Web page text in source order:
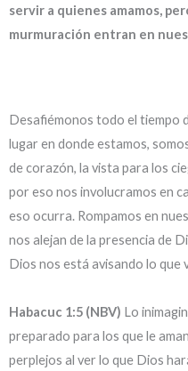
servir a quienes amamos,
murmuración entran en
Desafiémonos todo el tiempo
lugar en donde estamos,
de corazón, la vista para los
por eso nos involucramos en
eso ocurra. Rompamos en
nos alejan de la presencia de
Dios nos está avisando lo que
Habacuc 1:5 (NBV) Lo
preparado para los que le
perplejos al ver lo que Dios